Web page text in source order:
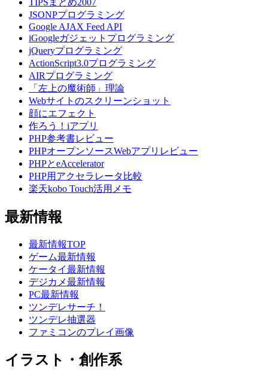
JSONPプログラミング
Google AJAX Feed API
iGoogleガジェットプログラミング
jQueryプログラミング
ActionScript3.0プログラミング
AIRプログラミング
「左上の魔術師」理論
Webサイトのスクリーンショット
顔にエフェクト
作ろう！iアプリ
PHP参考書レビュー
PHPオープンソースWebアプリレビュー
PHPとeAccelerator
PHP用アクセラレータ比較
楽天kobo Touch活用メモ
最新情報
最新情報TOP
ゲーム最新情報
ケータイ最新情報
デジカメ最新情報
PC最新情報
ツンデレサーチ！
ツンデレ抽選器
ファミコンのプレイ画像
イラスト・創作系